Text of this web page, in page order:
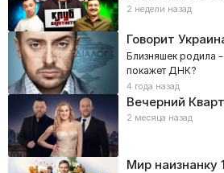
2 недели назад
Говорит
Близняшек родила
покажет ДНК?
4 года назад
Вечерний
2 месяца назад
Мир наизнанку